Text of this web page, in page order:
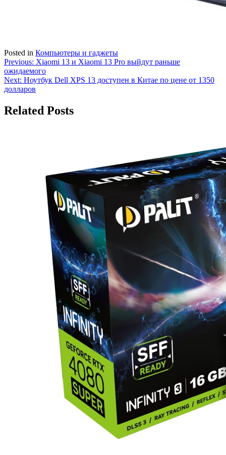
Posted in Компьютеры и гаджеты
Навигация
по
записям
Previous: Xiaomi 13 и Xiaomi 13 Pro выйдут раньше
ожидаемого
Next: Ноутбук Dell XPS 13 доступен в Китае по цене от 1350
долларов
Related Posts